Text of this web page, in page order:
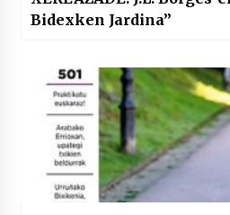
Bidexken Jardina”